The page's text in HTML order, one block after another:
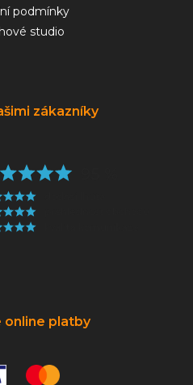
podmínky
studio
zákazníky
online platby